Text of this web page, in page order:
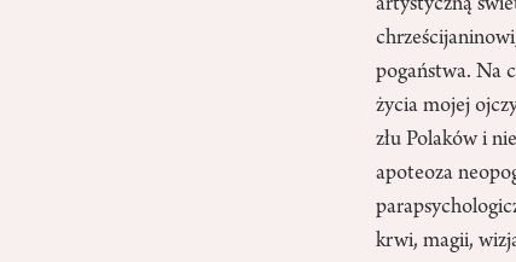
artystyczną
pogaństwa. Na
życia mojej
złu Polaków i
apoteoza
krwi, magii,